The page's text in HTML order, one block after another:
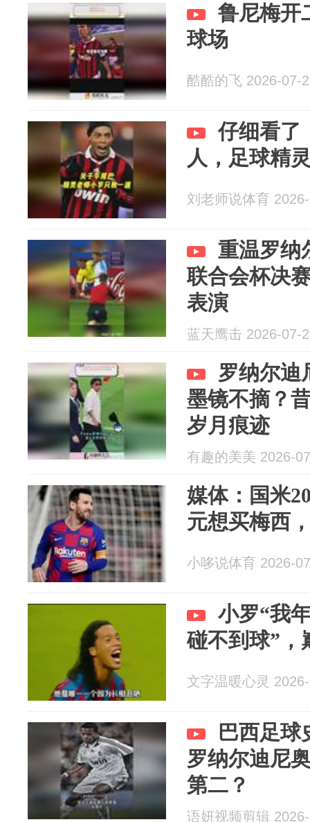
鲁尼梅开
球场
酷酷的飞 2026-07-
仔细看了
人，足球精
刘老师说体育
重温罗纳
联合会杯决
表演
蓝天鹰击 2026-07-
罗纳尔迪
墨镜不摘？
岁月痕迹
有趣的美美 2026-
媒体：国米
元想买梅西
小哆说体育 2026-
小罗“我
碰不到球”，
文字温暖心灵
巴西足球
罗纳尔迪尼
第二？
语妍视频剪辑